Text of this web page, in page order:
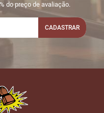
do preço de avaliação.
CADASTRAR